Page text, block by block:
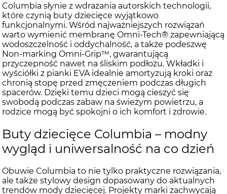
Columbia słynie z wdrażania autorskich technologii,
które czynią buty dziecięce wyjątkowo
funkcjonalnymi. Wśród najważniejszych rozwiązań
warto wymienić membranę Omni-Tech® zapewniającą
wodoszczelność i oddychalność, a także podeszwę
Non-marking Omni-Grip™, gwarantującą
przyczepność nawet na śliskim podłożu. Wkładki i
wyściółki z pianki EVA idealnie amortyzują kroki oraz
chronią stopę przed zmęczeniem podczas długich
spacerów. Dzięki temu dzieci mogą cieszyć się
swobodą podczas zabaw na świeżym powietrzu, a
rodzice mogą być spokojni o ich komfort i zdrowie.
Buty dziecięce Columbia – modny
wygląd i uniwersalność na co dzień
Obuwie Columbia to nie tylko praktyczne rozwiązania,
ale także stylowy design dopasowany do aktualnych
trendów mody dziecięcej. Projekty marki zachwycają